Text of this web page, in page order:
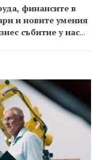
финансите в
и новите умения
събитие у нас...